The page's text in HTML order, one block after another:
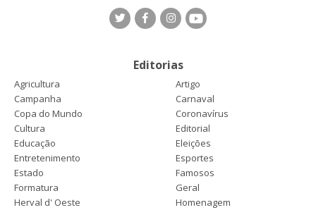
Editorias
Agricultura
Artigo
Campanha
Carnaval
Copa do Mundo
Coronavírus
Cultura
Editorial
Educação
Eleições
Entretenimento
Esportes
Estado
Famosos
Formatura
Geral
Herval d' Oeste
Homenagem